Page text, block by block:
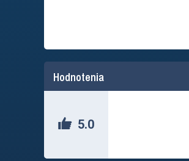
Hodnotenia
5.0